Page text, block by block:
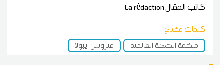
كاتب المقالLa rédaction
كلمات مفتاح
منظمة الصحة العالمية
فيروس إيبولا